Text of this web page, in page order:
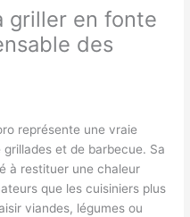
griller en fonte
des
représente une vraie
et de barbecue. Sa
à restituer une chaleur
que les cuisiniers plus
viandes, légumes ou